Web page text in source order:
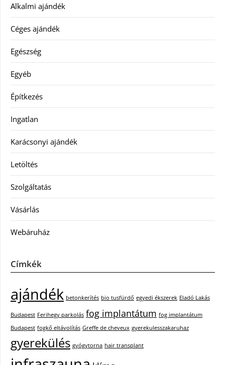
Alkalmi ajándék
Céges ajándék
Egészség
Egyéb
Építkezés
Ingatlan
Karácsonyi ajándék
Letöltés
Szolgáltatás
Vásárlás
Webáruház
Címkék
ajándék betonkerítés bio tusfürdő egyedi ékszerek Eladó Lakás
Budapest Ferihegy parkolás fog implantátum fog implantátum
Budapest fogkő eltávolítás Greffe de cheveux gyerekulesszakaruhaz
gyerekülés gyógytorna hair transplant